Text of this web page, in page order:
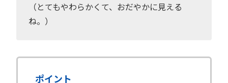
（とてもやわらかくて、おだやかに見える
ね。）
ポイント